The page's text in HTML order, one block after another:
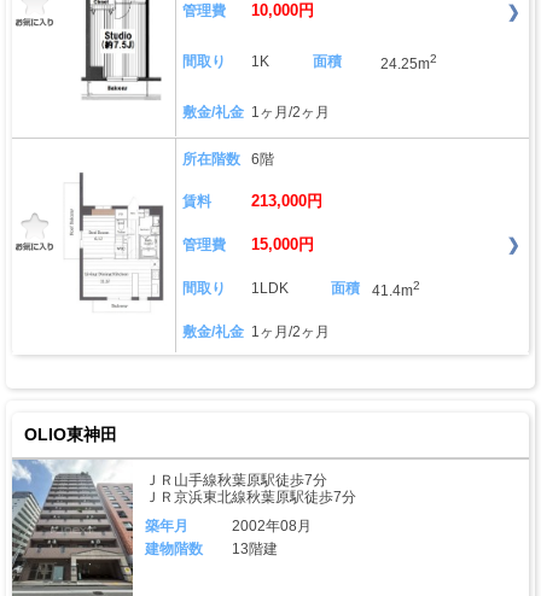
管理費 10,000円
間取り 1K 面積 24.25m2
敷金/礼金 1ヶ月/2ヶ月
所在階数 6階
賃料 213,000円
管理費 15,000円
間取り 1LDK 面積 41.4m2
敷金/礼金 1ヶ月/2ヶ月
OLIO東神田
ＪＲ山手線秋葉原駅徒歩7分
ＪＲ京浜東北線秋葉原駅徒歩7分
築年月
2002年08月
建物階数
13階建